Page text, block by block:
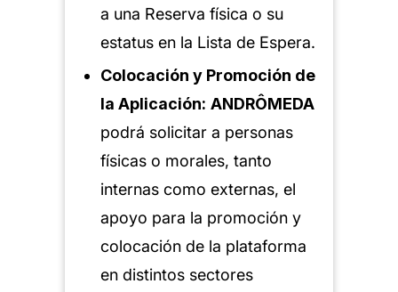
a una Reserva física o su
estatus en la Lista de Espera.
Colocación y Promoción de
la Aplicación: ANDRÔMEDA
podrá solicitar a personas
físicas o morales, tanto
internas como externas, el
apoyo para la promoción y
colocación de la plataforma
en distintos sectores